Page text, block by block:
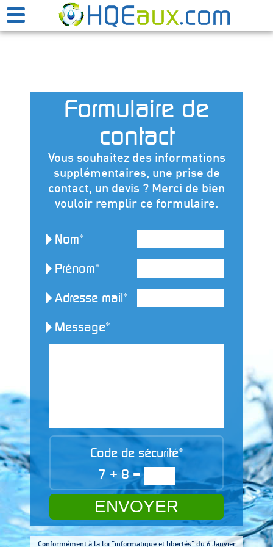
Formulaire de
contact
Vous souhaitez des informations
supplémentaires, une prise de
contact, un devis ? Merci de bien
vouloir remplir ce formulaire.
Nom*
Prénom*
Adresse mail*
Message*
Code de sécurité*
7 + 8 =
Conformément à la loi "informatique et libertés" du 6 Janvier